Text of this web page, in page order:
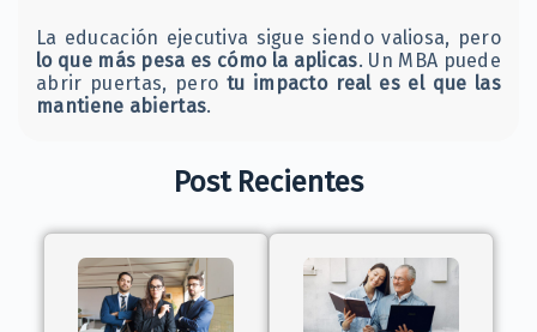
La educación ejecutiva sigue siendo valiosa, pero
lo que más pesa es cómo la aplicas. Un MBA puede
abrir puertas, pero tu impacto real es el que las
mantiene abiertas.
Post Recientes